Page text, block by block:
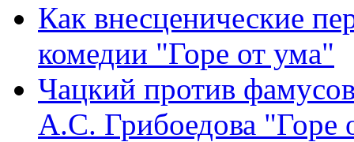
Как внесценические
комедии "Горе от ума"
Чацкий против
А.С. Грибоедова "Горе